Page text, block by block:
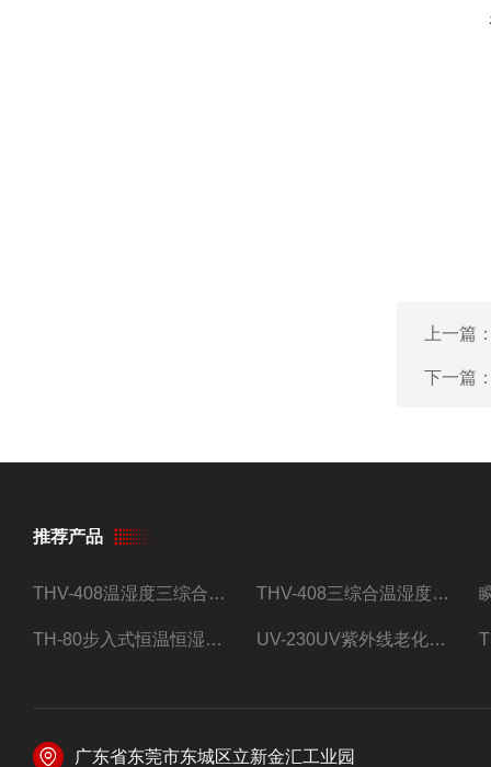
上一篇
下一篇
推荐产品
THV-408温湿度三综合试验箱 THV-408三综合温湿度振动试验箱
TH-80步入式恒温恒湿试验房 UV-230UV紫外线老化试验箱
广东省东莞市东城区立新金汇工业园